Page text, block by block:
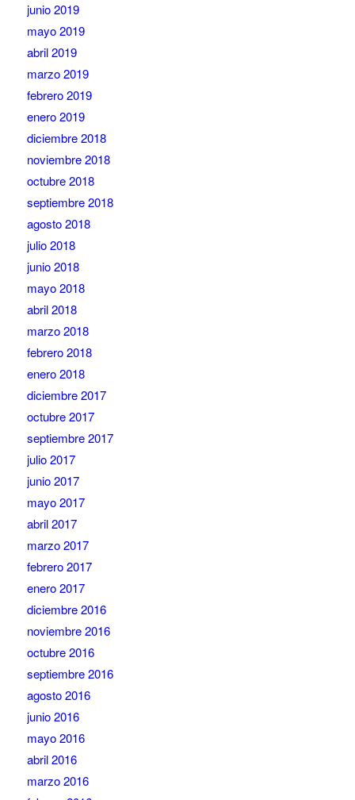
junio 2019
mayo 2019
abril 2019
marzo 2019
febrero 2019
enero 2019
diciembre 2018
noviembre 2018
octubre 2018
septiembre 2018
agosto 2018
julio 2018
junio 2018
mayo 2018
abril 2018
marzo 2018
febrero 2018
enero 2018
diciembre 2017
octubre 2017
septiembre 2017
julio 2017
junio 2017
mayo 2017
abril 2017
marzo 2017
febrero 2017
enero 2017
diciembre 2016
noviembre 2016
octubre 2016
septiembre 2016
agosto 2016
junio 2016
mayo 2016
abril 2016
marzo 2016